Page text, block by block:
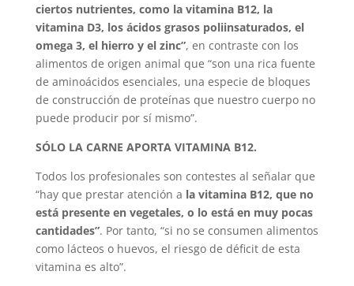
ciertos nutrientes, como la vitamina B12, la
vitamina D3, los ácidos grasos poliinsaturados, el
omega 3, el hierro y el zinc”, en contraste con los
alimentos de origen animal que “son una rica fuente
de aminoácidos esenciales, una especie de bloques
de construcción de proteínas que nuestro cuerpo no
puede producir por sí mismo”.
SÓLO LA CARNE APORTA VITAMINA B12.
Todos los profesionales son contestes al señalar que
“hay que prestar atención a la vitamina B12, que no
está presente en vegetales, o lo está en muy pocas
cantidades”. Por tanto, “si no se consumen alimentos
como lácteos o huevos, el riesgo de déficit de esta
vitamina es alto”.